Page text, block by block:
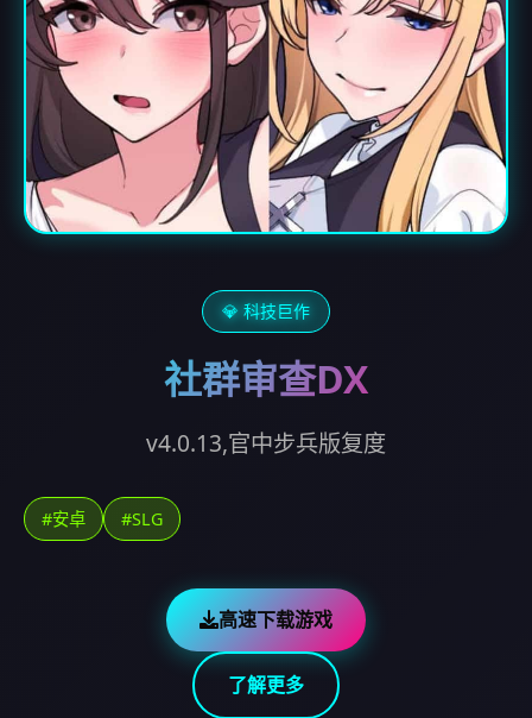
💎 科技巨作
社群审查DX
v4.0.13,官中步兵版复度
#安卓 #SLG
高速下载游戏
了解更多